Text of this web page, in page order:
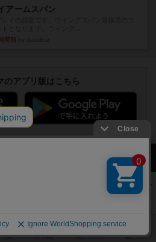
アームスパン
間前
のアプリ版はこちら
552 PT
メリカ
PT
/ 火牛陣